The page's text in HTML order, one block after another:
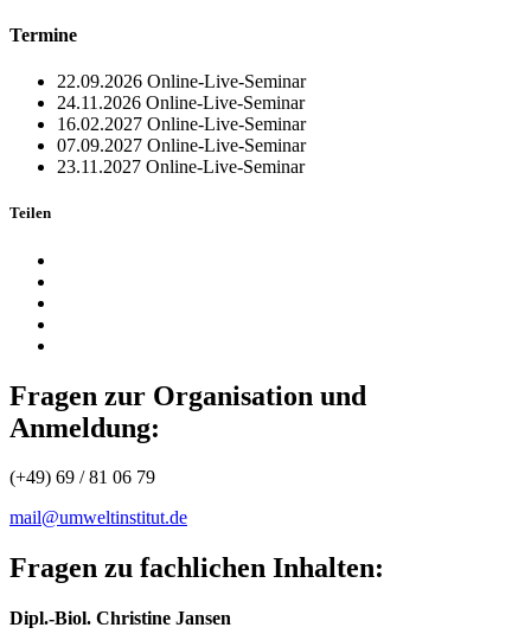
Termine
22.09.2026 Online-Live-Seminar
24.11.2026 Online-Live-Seminar
16.02.2027 Online-Live-Seminar
07.09.2027 Online-Live-Seminar
23.11.2027 Online-Live-Seminar
Teilen
Fragen zur Organisation und
Anmeldung:
(+49) 69 / 81 06 79
mail@umweltinstitut.de
Fragen zu fachlichen Inhalten:
Dipl.-Biol. Christine Jansen